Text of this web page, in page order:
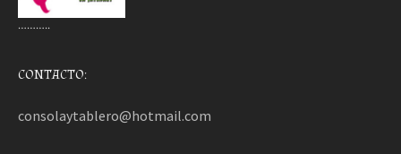
………..
CONTACTO:
consolaytablero@hotmail.com